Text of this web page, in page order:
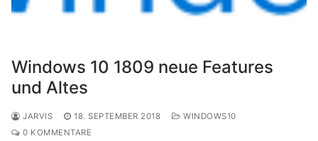
Windows 10 1809 neue Features
und Altes
JARVIS 18. SEPTEMBER 2018
WINDOWS10
0 KOMMENTARE